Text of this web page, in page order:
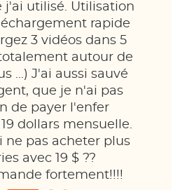
j'ai utilisé. Utilisation
rapide
3 vidéos dans 5
autour de
...) J'ai aussi sauvé
que je n'ai pas
de payer l'enfer
dollars mensuelle.
ne pas acheter plus
avec 19 $ ??
fortement!!!!